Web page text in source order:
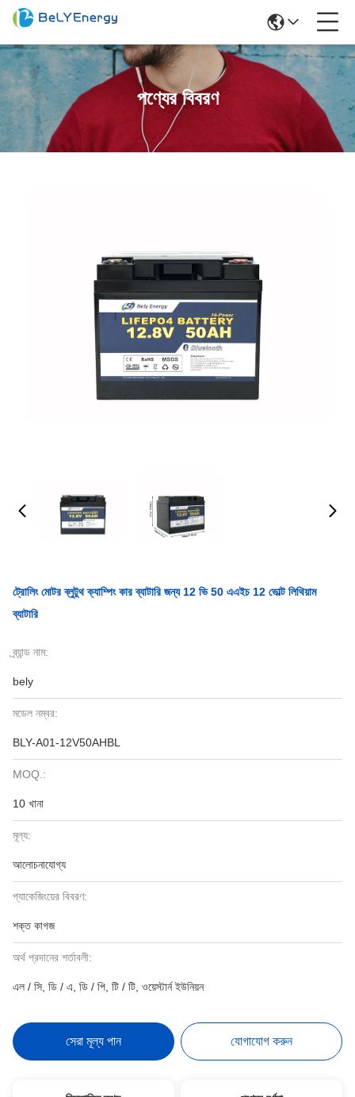
পণ্যের বিবরণ
ট্রোলিং মোটর ব্লুটুথ ক্যাম্পিং কার ব্যাটারি জন্য 12 ভি 50 এএইচ 12 ভোল্ট লিথিয়াম
ব্যাটারি
ব্র্যান্ড নাম:
bely
মডেল নম্বর:
BLY-A01-12V50AHBL
MOQ.:
10 খানা
মূল্য:
আলোচনাযোগ্য
প্যাকেজিংয়ের বিবরণ:
শক্ত কাগজ
অর্থ প্রদানের শর্তাবলী:
এল / সি, ডি / এ, ডি / পি, টি / টি, ওয়েস্টার্ন ইউনিয়ন
সেরা মূল্য পান যোগাযোগ করুন